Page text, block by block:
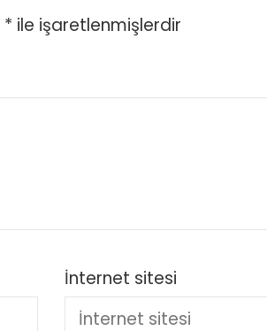
* ile işaretlenmişlerdir
İnternet sitesi